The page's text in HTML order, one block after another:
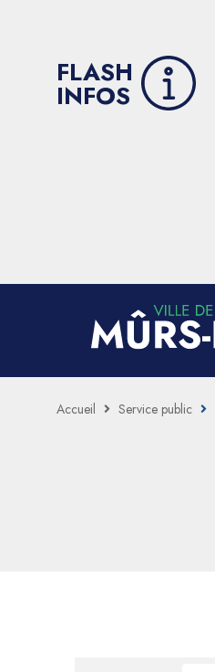
FLASH
INFOS
Accueil Service public